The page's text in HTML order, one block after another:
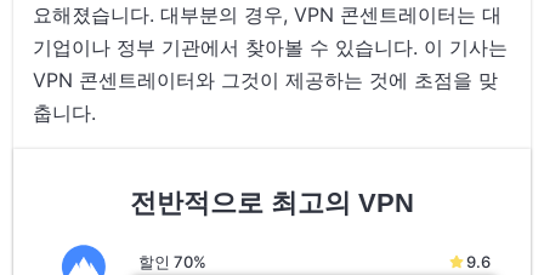
요해졌습니다. 대부분의 경우, VPN 콘센트레이터는 대
기업이나 정부 기관에서 찾아볼 수 있습니다. 이 기사는
VPN 콘센트레이터와 그것이 제공하는 것에 초점을 맞
춥니다.
전반적으로 최고의 VPN
할인 70% 9.6